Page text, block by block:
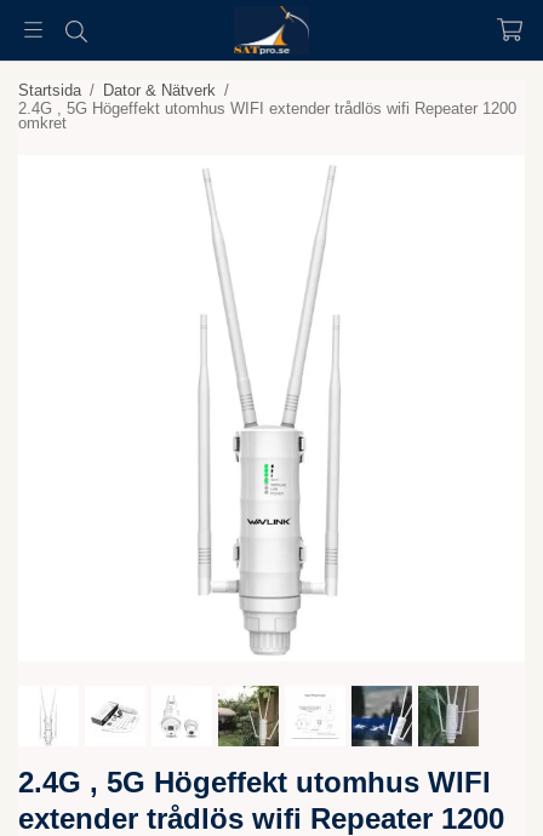
Startsida / Dator & Nätverk /
2.4G , 5G Högeffekt utomhus WIFI extender trådlös wifi Repeater 1200
omkret
2.4G , 5G Högeffekt utomhus WIFI
extender trådlös wifi Repeater 1200